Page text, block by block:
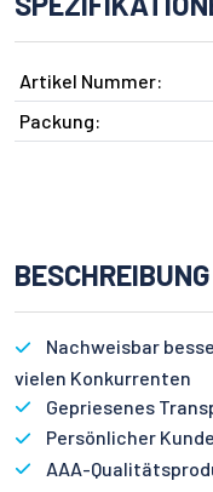
Artikel Nummer:
Packung:
BESCHREIBUNG
Nachweisbar
vielen Konkurrenten
Gepriesenes
Persönlicher
AAA-